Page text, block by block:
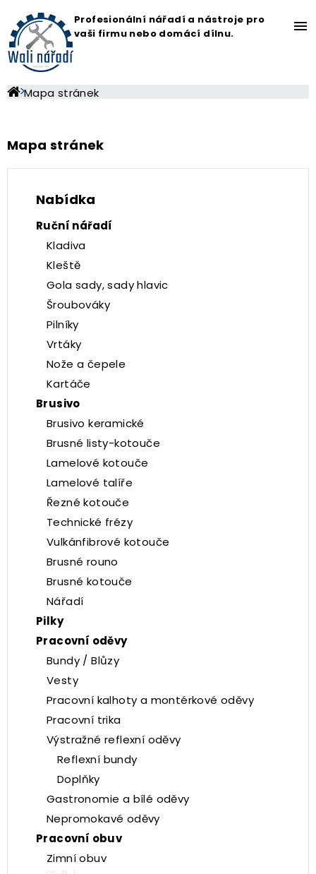
Profesionální nářadí a nástroje pro
vaši firmu nebo domácí dílnu.
Mapa stránek
Mapa stránek
Nabídka
Ruční nářadí
Kladiva
Kleště
Gola sady, sady hlavic
Šroubováky
Pilníky
Vrtáky
Nože a čepele
Kartáče
Brusivo
Brusivo keramické
Brusné listy-kotouče
Lamelové kotouče
Lamelové talíře
Řezné kotouče
Technické frézy
Vulkánfibrové kotouče
Brusné rouno
Brusné kotouče
Nářadí
Pilky
Pracovní oděvy
Bundy / Blůzy
Vesty
Pracovní kalhoty a montérkové oděvy
Pracovní trika
Výstražné reflexní oděvy
Reflexní bundy
Doplňky
Gastronomie a bílé oděvy
Nepromokavé oděvy
Pracovní obuv
Zimní obuv
menu